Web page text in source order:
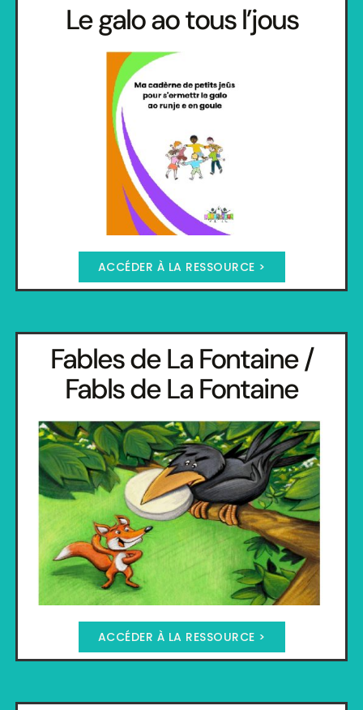
Le galo ao tous l’jous
ACCÉDER À LA RESSOURCE >
Fables de La Fontaine /
Fabls de La Fontaine
ACCÉDER À LA RESSOURCE >